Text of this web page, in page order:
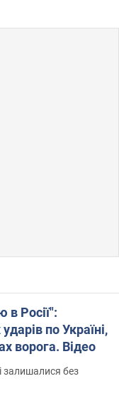
в Росії":
по Україні,
ворога. Відео
залишалися без